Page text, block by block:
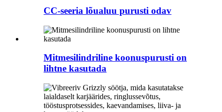
CC-seeria lõualuu purusti odav
Mitmesilindriline koonuspurusti on
lihtne kasutada